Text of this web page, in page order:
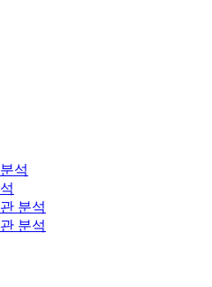
석
분석
분석